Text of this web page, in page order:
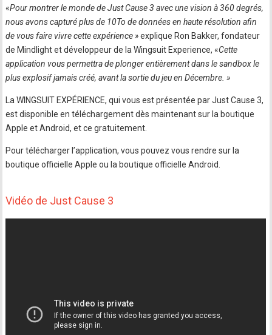
«Pour montrer le monde de Just Cause 3 avec une vision à 360 degrés,
nous avons capturé plus de 10To de données en haute résolution afin
de vous faire vivre cette expérience »explique Ron Bakker, fondateur
de Mindlight et développeur de la Wingsuit Experience, «Cette
application vous permettra de plonger entièrement dans le sandbox le
plus explosif jamais créé, avant la sortie du jeu en Décembre. »
La WINGSUIT EXPÉRIENCE, qui vous est présentée par Just Cause 3,
est disponible en téléchargement dès maintenant sur la boutique
Apple et Android, et ce gratuitement.
Pour télécharger l’application, vous pouvez vous rendre sur la
boutique officielle Apple ou la boutique officielle Android.
Vidéo de Just Cause 3